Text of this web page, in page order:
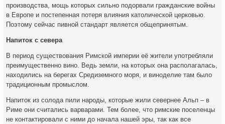
производства, мощь которых сильно подорвали гражданские войны
в Европе и постепенная потеря влияния католической церковью.
Поэтому сейчас пивной стандарт является общепринятым.
Напиток с севера
В период существования Римской империи её жители употребляли
преимущественно вино. Ведь земли, на которых она располагалась,
находились на берегах Средиземного моря, и виноделие там было
традиционным промыслом.
Напиток из солода пили народы, которые жили севернее Альп – в
Риме они считались варварами. Тем более, что римские поселенцы
не контактировали с ними до начала нашей эры, так как все